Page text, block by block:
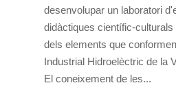
desenvolupar un laboratori
didàctiques científic-culturals
dels elements que
Industrial Hidroelèctric de la
El coneixement de les...